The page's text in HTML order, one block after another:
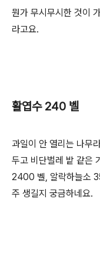
뭔가 무시무시한 것이
라고요.
활엽수 240 벨
과일이 안 열리는 나무
두고 비단벌레 밭 같은
2400 벨, 알락하늘소
주 생길지 궁금하네요.